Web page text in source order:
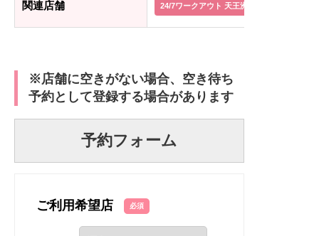
関連店舗 24/7ワークアウト 天王洲アイル店
※店舗に空きがない場合、空き待ち
予約として登録する場合があります
予約フォーム
ご利用希望店 必須